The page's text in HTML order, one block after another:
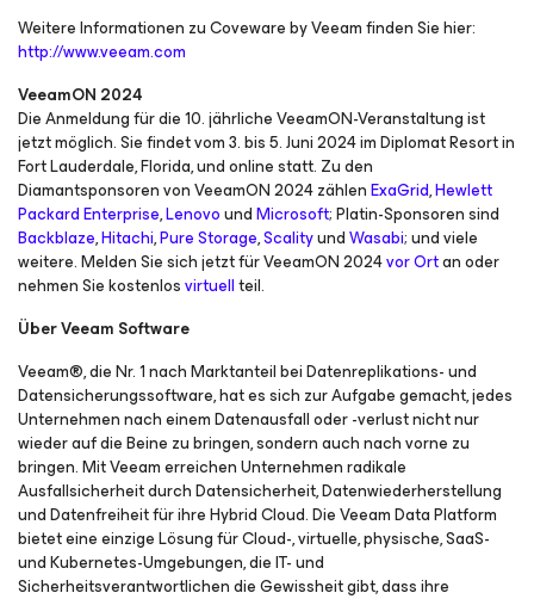
Weitere Informationen zu Coveware by Veeam finden Sie hier:
http://www.veeam.com
VeeamON 2024
Die Anmeldung für die 10. jährliche VeeamON-Veranstaltung ist
jetzt möglich. Sie findet vom 3. bis 5. Juni 2024 im Diplomat Resort in
Fort Lauderdale, Florida, und online statt. Zu den
Diamantsponsoren von VeeamON 2024 zählenExaGrid,Hewlett
Packard Enterprise,LenovoundMicrosoft; Platin-Sponsoren sind
Backblaze,Hitachi,Pure Storage,ScalityundWasabi; und viele
weitere. Melden Sie sich jetzt für VeeamON 2024vor Ortan oder
nehmen Sie kostenlosvirtuellteil.
Über Veeam Software
Veeam®, die Nr. 1 nach Marktanteil bei Datenreplikations- und
Datensicherungssoftware, hat es sich zur Aufgabe gemacht, jedes
Unternehmen nach einem Datenausfall oder -verlust nicht nur
wieder auf die Beine zu bringen, sondern auch nach vorne zu
bringen. Mit Veeam erreichen Unternehmen radikale
Ausfallsicherheit durch Datensicherheit, Datenwiederherstellung
und Datenfreiheit für ihre Hybrid Cloud. Die Veeam Data Platform
bietet eine einzige Lösung für Cloud-, virtuelle, physische, SaaS-
und Kubernetes-Umgebungen, die IT- und
Sicherheitsverantwortlichen die Gewissheit gibt, dass ihre